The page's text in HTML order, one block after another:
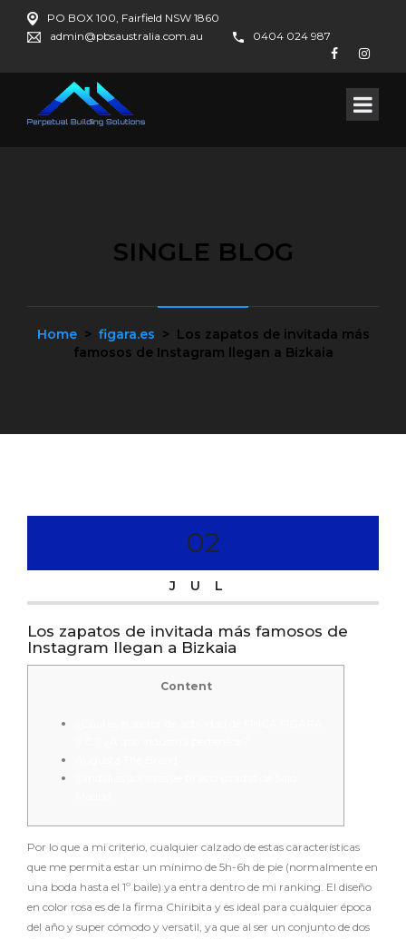
PO BOX 100, Fairfield NSW 1860
admin@pbsaustralia.com.au
0404 024 987
SINGLE BLOG
Home> figara.es > Los zapatos de invitada más
famosos de Instagram llegan a Bizkaia
02
JUL
Los zapatos de invitada más famosos de
Instagram llegan a Bizkaia
Content
Por lo que a mi criterio, cualquier calzado de estas características
que me permita estar un mínimo de 5h-6h de pie (normalmente en
una boda hasta el 1º baile) ya entra dentro de mi ranking. El diseño
en color rosa es de la firma Chiribita y es ideal para cualquier época
del año y super cómodo y versatil, ya que al ser un conjunto de dos